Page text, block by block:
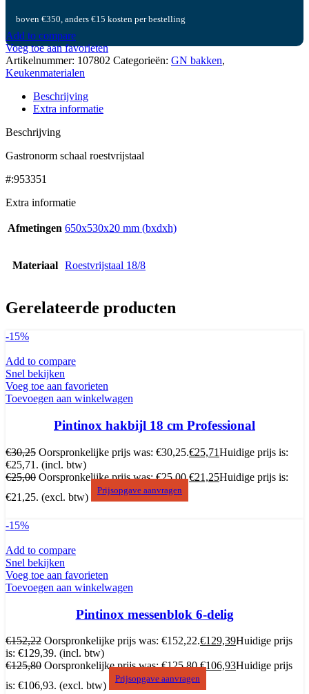
boven €350, anders €15 kosten per bestelling
Add to compare
Voeg toe aan favorieten
Artikelnummer: 107802 Categorieën: GN bakken,
Keukenmaterialen
Beschrijving
Extra informatie
Beschrijving
Gastronorm schaal roestvrijstaal
#:953351
Extra informatie
Afmetingen 650x530x20 mm (bxdxh)
Materiaal Roestvrijstaal 18/8
Gerelateerde producten
-15%
Add to compare
Snel bekijken
Voeg toe aan favorieten
Toevoegen aan winkelwagen
Pintinox hakbijl 18 cm Professional
€30,25 Oorspronkelijke prijs was: €30,25.€25,71Huidige prijs is:
€25,71. (incl. btw)
€25,00 Oorspronkelijke prijs was: €25,00.€21,25Huidige prijs is:
€21,25. (excl. btw)
Prijsopgave aanvragen
-15%
Add to compare
Snel bekijken
Voeg toe aan favorieten
Toevoegen aan winkelwagen
Pintinox messenblok 6-delig
€152,22 Oorspronkelijke prijs was: €152,22.€129,39Huidige prijs
is: €129,39. (incl. btw)
€125,80 Oorspronkelijke prijs was: €125,80.€106,93Huidige prijs
is: €106,93. (excl. btw)
Prijsopgave aanvragen